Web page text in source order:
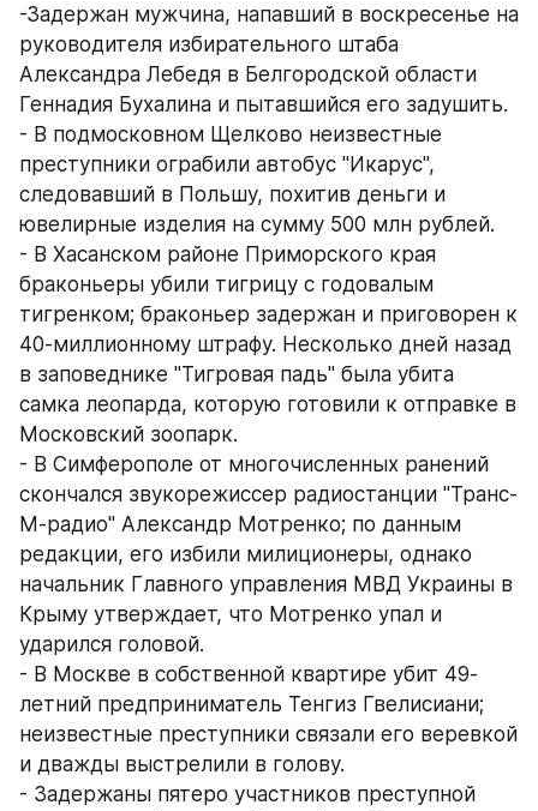
-Задержан мужчина, напавший в воскресенье на
руководителя избирательного штаба
Александра Лебедя в Белгородской области
Геннадия Бухалина и пытавшийся его задушить.
- В подмосковном Щелково неизвестные
преступники ограбили автобус "Икарус",
следовавший в Польшу, похитив деньги и
ювелирные изделия на сумму 500 млн рублей.
- В Хасанском районе Приморского края
браконьеры убили тигрицу с годовалым
тигренком; браконьер задержан и приговорен к
40-миллионному штрафу. Несколько дней назад
в заповеднике "Тигровая падь" была убита
самка леопарда, которую готовили к отправке в
Московский зоопарк.
- В Симферополе от многочисленных ранений
скончался звукорежиссер радиостанции "Транс-
М-радио" Александр Мотренко; по данным
редакции, его избили милиционеры, однако
начальник Главного управления МВД Украины в
Крыму утверждает, что Мотренко упал и
ударился головой.
- В Москве в собственной квартире убит 49-
летний предприниматель Тенгиз Гвелисиани;
неизвестные преступники связали его веревкой
и дважды выстрелили в голову.
- Задержаны пятеро участников преступной